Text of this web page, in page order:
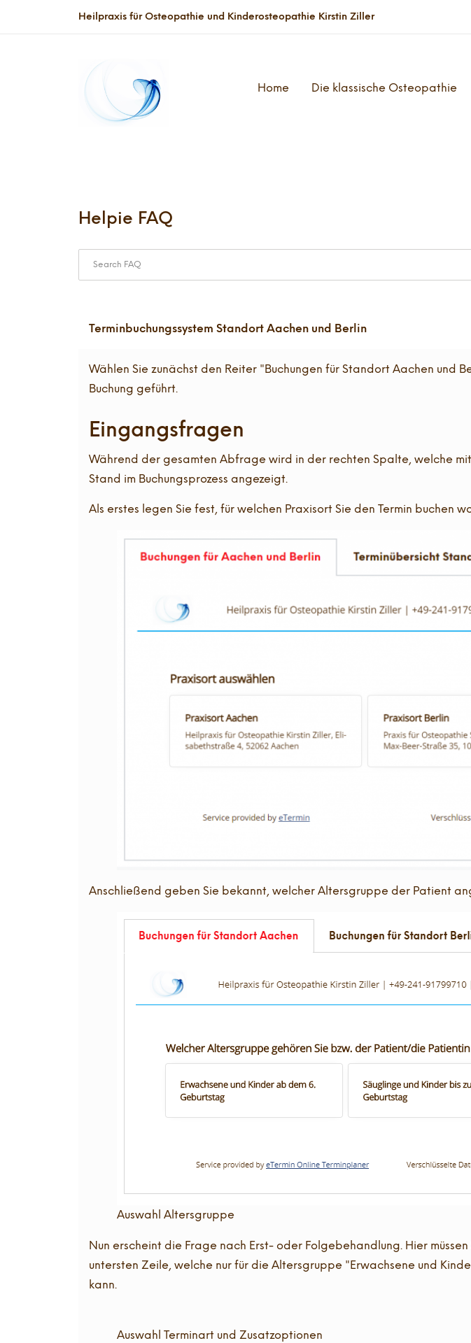
Heilpraxis für Osteopathie und Kinderosteopathie Kirstin Ziller
Home Die klassische Osteopathie
Helpie FAQ
Search through FAQ items. Results will update as you type.
Terminbuchungssystem Standort Aachen und Berlin
Wählen Sie zunächst den Reiter "Buchungen für Standort Aachen und
Buchung geführt.
Eingangsfragen
Während der gesamten Abfrage wird in der rechten Spalte, welche
Stand im Buchungsprozess angezeigt.
Als erstes legen Sie fest, für welchen Praxisort Sie den Termin buchen
Anschließend geben Sie bekannt, welcher Altersgruppe der Patient
Auswahl Altersgruppe
Nun erscheint die Frage nach Erst- oder Folgebehandlung. Hier
untersten Zeile, welche nur für die Altersgruppe "Erwachsene und
kann.
Auswahl Terminart und Zusatzoptionen